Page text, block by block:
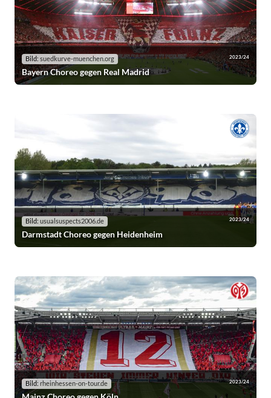
Bild: suedkurve-muenchen.org 2023/24
Bayern Choreo gegen Real Madrid
Bild: usualsuspects2006.de 2023/24
Darmstadt Choreo gegen Heidenheim
Bild: rheinhessen-on-tour.de 2023/24